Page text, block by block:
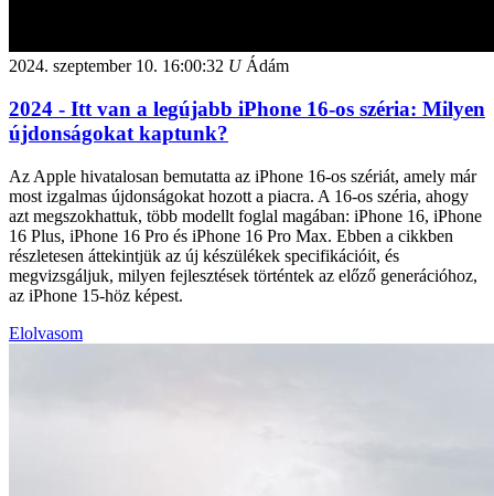
2024. szeptember 10. 16:00:32 UÁdám
2024 - Itt van a legújabb iPhone 16-os széria: Milyen
újdonságokat kaptunk?
Az Apple hivatalosan bemutatta az iPhone 16-os szériát, amely már
most izgalmas újdonságokat hozott a piacra. A 16-os széria, ahogy
azt megszokhattuk, több modellt foglal magában: iPhone 16, iPhone
16 Plus, iPhone 16 Pro és iPhone 16 Pro Max. Ebben a cikkben
részletesen áttekintjük az új készülékek specifikációit, és
megvizsgáljuk, milyen fejlesztések történtek az előző generációhoz,
az iPhone 15-höz képest.
Elolvasom